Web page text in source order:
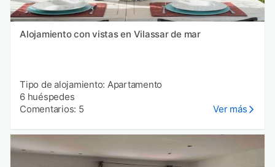
Alojamiento con vistas en Vilassar de mar
Tipo de alojamiento: Apartamento
6 huéspedes
Comentarios: 5
Ver más